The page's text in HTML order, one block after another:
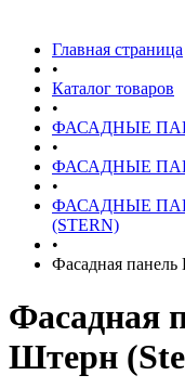
Главная страница
•
Каталог товаров
•
ФАСАДНЫЕ
•
ФАСАДНЫЕ
•
ФАСАДНЫЕ
(STERN)
•
Фасадная
Фасадная
Штерн